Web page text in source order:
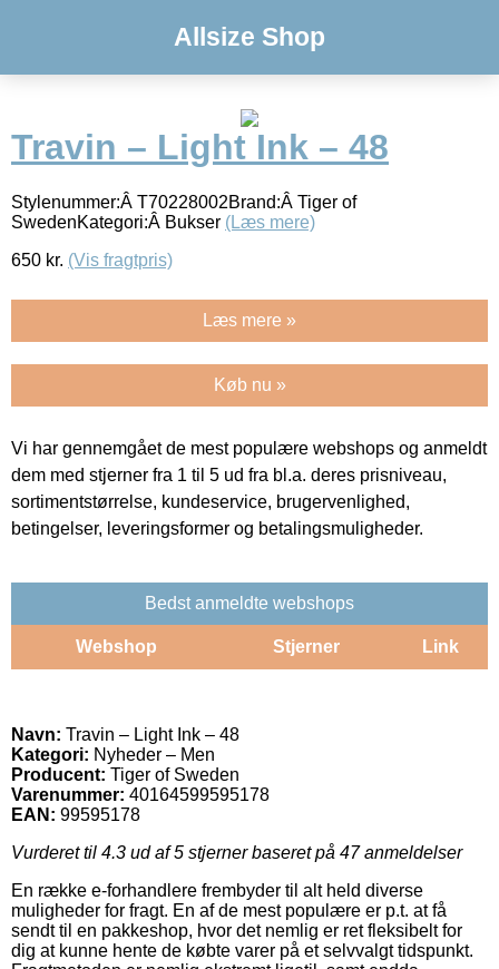
Allsize Shop
Travin – Light Ink – 48
Stylenummer:Â T70228002Brand:Â Tiger of
SwedenKategori:Â Bukser (Læs mere)
650 kr. (Vis fragtpris)
Læs mere »
Køb nu »
Vi har gennemgået de mest populære webshops og anmeldt
dem med stjerner fra 1 til 5 ud fra bl.a. deres prisniveau,
sortimentstørrelse, kundeservice, brugervenlighed,
betingelser, leveringsformer og betalingsmuligheder.
Bedst anmeldte webshops
Webshop Stjerner Link
Navn: Travin – Light Ink – 48
Kategori: Nyheder – Men
Producent: Tiger of Sweden
Varenummer: 40164599595178
EAN: 99595178
Vurderet til 4.3 ud af 5 stjerner baseret på 47anmeldelser
En række e-forhandlere frembyder til alt held diverse
muligheder for fragt. En af de mest populære er p.t. at få
sendt til en pakkeshop, hvor det nemlig er ret fleksibelt for
dig at kunne hente de købte varer på et selvvalgt tidspunkt.